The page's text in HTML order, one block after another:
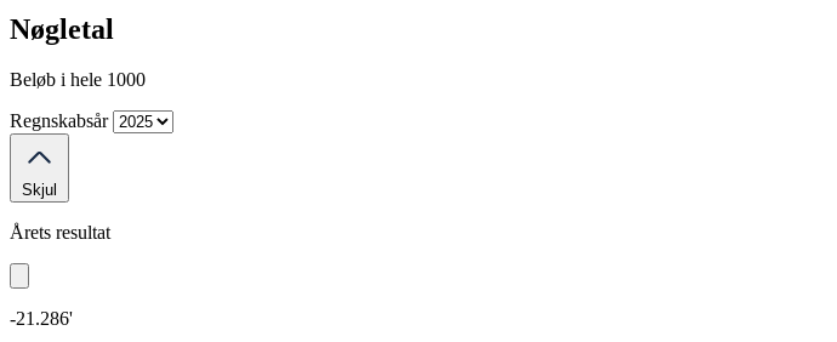
Nøgletal
Beløb i hele 1000
Regnskabsår
Skjul
Årets resultat
-21.286'